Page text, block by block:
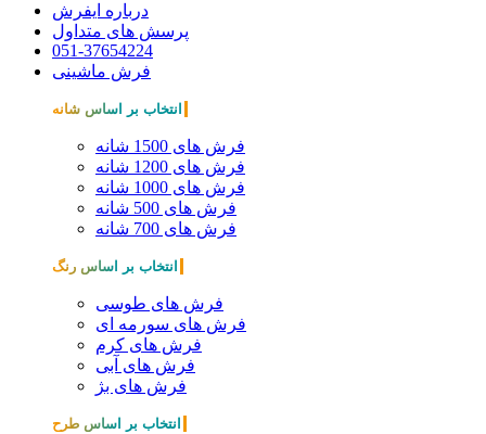
درباره ایفرش
پرسش های متداول
051-37654224
فرش ماشینی
انتخاب بر اساس شانه
فرش های 1500 شانه
فرش های 1200 شانه
فرش های 1000 شانه
فرش های 500 شانه
فرش های 700 شانه
انتخاب بر اساس رنگ
فرش های طوسی
فرش های سورمه ای
فرش های کرم
فرش های آبی
فرش های بژ
انتخاب بر اساس طرح